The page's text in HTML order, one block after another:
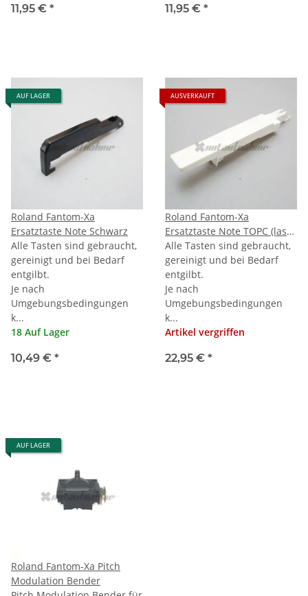
11,95 € * 11,95 € *
AUF LAGER
Roland Fantom-Xa
Ersatztaste Note Schwarz
Alle Tasten sind gebraucht,
gereinigt und bei Bedarf
entgilbt.
Je nach
Umgebungsbedingungen
k...
18 Auf Lager
10,49 € *
AUSVERKAUFT
Roland Fantom-Xa
Ersatztaste Note TOPC (last
C)
Alle Tasten sind gebraucht,
gereinigt und bei Bedarf
entgilbt.
Je nach
Umgebungsbedingungen
k...
Artikel vergriffen
22,95 € *
AUF LAGER
Roland Fantom-Xa Pitch
Modulation Bender